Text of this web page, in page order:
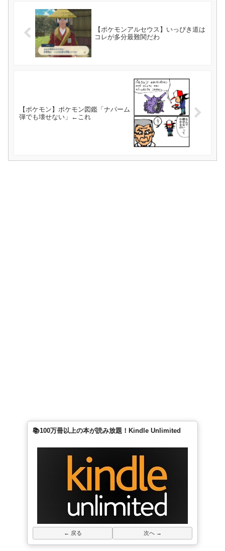
【ポケモンアルセウス】いっぴき道は
コレが多分最難関だわ
【ポケモン】ポケモン図鑑「ナパーム
弾でも壊せない」←これ
📚100万冊以上の本が読み放題！Kindle Unlimited
← 戻る 次へ →